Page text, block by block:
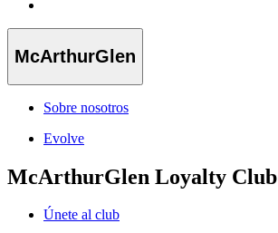
McArthurGlen
Sobre nosotros
Evolve
McArthurGlen Loyalty Club
Únete al club